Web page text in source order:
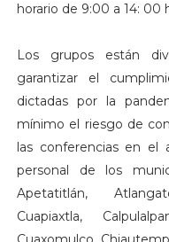
horario de 9:00 a 14: 00
Los grupos están
garantizar el
dictadas por la
mínimo el riesgo de
las conferencias en el
personal de los
Apetatitlán,
Cuapiaxtla,